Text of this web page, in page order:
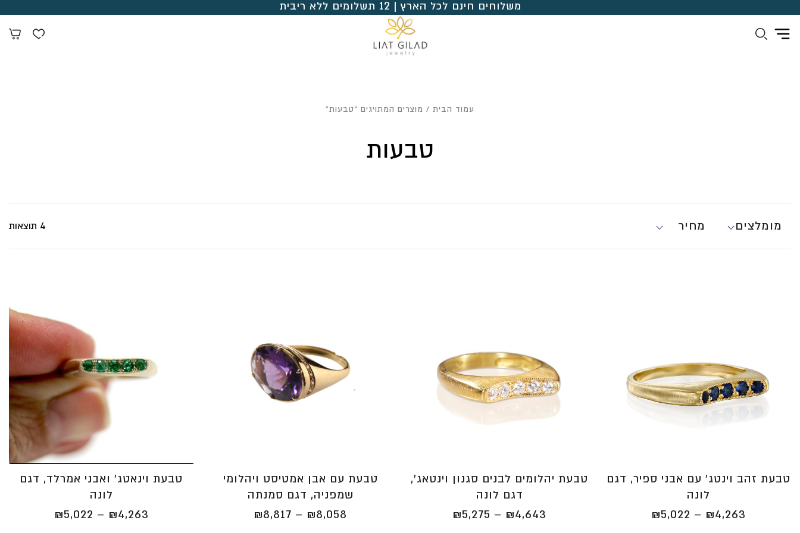
משלוחים חינם לכל הארץ | 12 תשלומים ללא ריבית
עמוד הבית / מוצרים המתויגים “טבעות”
טבעות
מומלצים מחיר 4 תוצאות
טבעת זהב וינטג' עם אבני ספיר, דגם
לונה
₪4,263
–
₪5,022
טבעת יהלומים לבנים סגנון וינטאג',
דגם לונה
₪4,643
–
₪5,275
טבעת עם אבן אמטיסט ויהלומי
שמפניה, דגם סמנתה
₪8,058
–
₪8,817
טבעת וינאטג' ואבני אמרלד, דגם
לונה
₪4,263
–
₪5,022